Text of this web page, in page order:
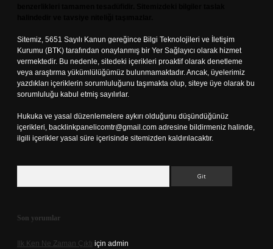
Sitemiz, 5651 Sayılı Kanun gereğince Bilgi Teknolojileri ve İletişim
Kurumu (BTK) tarafından onaylanmış bir Yer Sağlayıcı olarak hizmet
vermektedir. Bu nedenle, sitedeki içerikleri proaktif olarak denetleme
veya araştırma yükümlülüğümüz bulunmamaktadır. Ancak, üyelerimiz
yazdıkları içeriklerin sorumluluğunu taşımakta olup, siteye üye olarak bu
sorumluluğu kabul etmiş sayılırlar.
Hukuka ve yasal düzenlemelere aykırı olduğunu düşündüğünüz
içerikleri, backlinkpanelicomtr@gmail.com adresine bildirmeniz halinde,
ilgili içerikler yasal süre içerisinde sitemizden kaldırılacaktır.
Son yorumlar
Ilk Ken Ne Zaman Çıktı için admin